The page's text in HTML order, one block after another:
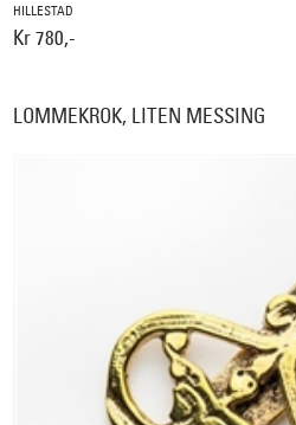
HILLESTAD
Kr 780,-
LOMMEKROK, LITEN MESSING